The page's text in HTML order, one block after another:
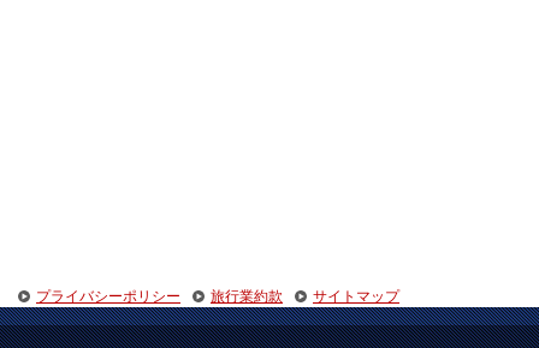
プライバシーポリシー 旅行業約款 サイトマップ